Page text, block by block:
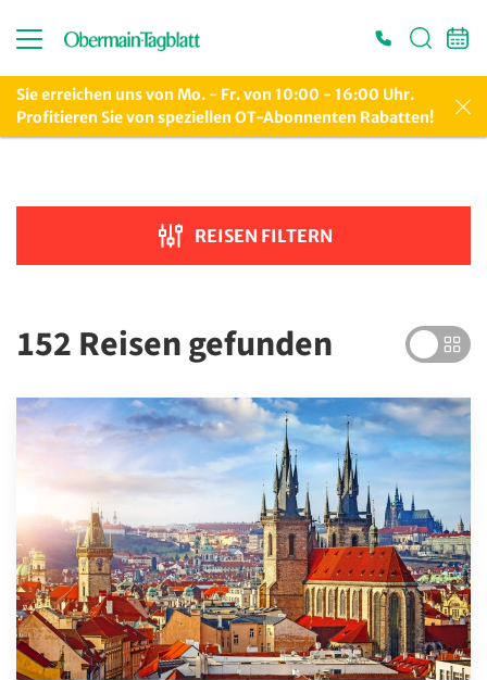
Sie erreichen uns von Mo. - Fr. von 10:00 - 16:00 Uhr.
Profitieren Sie von speziellen OT-Abonnenten Rabatten!
Suche verfeinern
Sortieren nach
Preis
Reiseart
Adventsreisen
Bus-Rundreise
Deutschland Reisen
Erlebnis & Aufenthalt
Events
Flugreisen
REISEN FILTERN
152 Reisengefunden